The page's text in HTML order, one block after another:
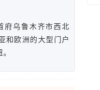
府乌鲁木齐市西北
和欧洲的大型门户